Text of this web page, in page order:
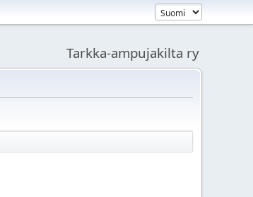
Tarkka-ampujakilta ry